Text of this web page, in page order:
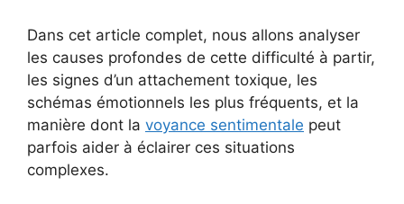
Dans cet article complet, nous allons analyser
les causes profondes de cette difficulté à partir,
les signes d’un attachement toxique, les
schémas émotionnels les plus fréquents, et la
manière dont la voyance sentimentale peut
parfois aider à éclairer ces situations
complexes.